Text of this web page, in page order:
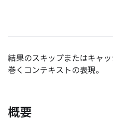
結果のスキップまたはキャ
巻くコンテキストの表現。
概要